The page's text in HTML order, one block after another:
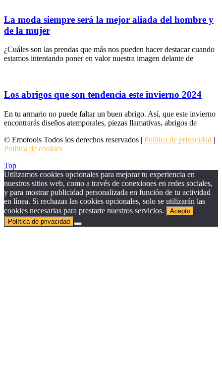
La moda siempre será la mejor aliada del hombre y
de la mujer
¿Cuáles son las prendas que más nos pueden hacer destacar cuando
estamos intentando poner en valor nuestra imagen delante de
Los abrigos que son tendencia este invierno 2024
En tu armario no puede faltar un buen abrigo. Así, que este invierno
encontrarás diseños atemporales, piezas llamativas, abrigos de
© Emotools Todos los derechos reservados | Política de privacidad |
Política de cookies
Top
Utilizamos cookies opcionales para mejorar tu experiencia en
nuestros sitios web, como a través de conexiones en redes sociales,
y para mostrar publicidad personalizada en función de tu actividad
en línea. Si rechazas las cookies opcionales, solo se utilizarán las
cookies necesarias para prestarte nuestros servicios.
Acepto
Política de privacidad